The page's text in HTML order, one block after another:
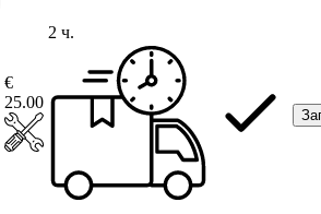
€
25.00
2 ч.